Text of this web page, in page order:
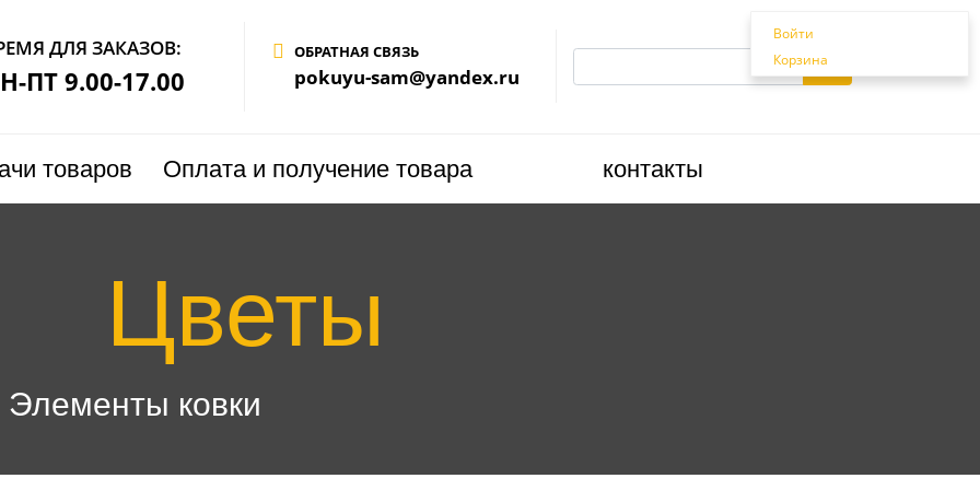
ДЛЯ ЗАКАЗОВ:
ПТ 9.00-17.00
ОБРАТНАЯ СВЯЗЬ
pokuyu-sam@yandex.ru
товаров Оплата и получение товара контакты
Цветы
Элементы ковки
Войти
Корзина